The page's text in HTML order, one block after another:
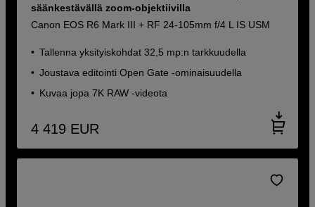
säänkestävällä zoom-objektiivilla
Canon EOS R6 Mark III + RF 24-105mm f/4 L IS USM
Tallenna yksityiskohdat 32,5 mp:n tarkkuudella
Joustava editointi Open Gate -ominaisuudella
Kuvaa jopa 7K RAW -videota
4 419 EUR